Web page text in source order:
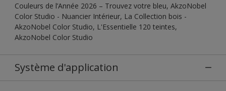
Couleurs de l’Année 2026 – Trouvez votre bleu, AkzoNobel
Color Studio - Nuancier Intérieur, La Collection bois -
AkzoNobel Color Studio, L'Essentielle 120 teintes,
AkzoNobel Color Studio
Système d'application